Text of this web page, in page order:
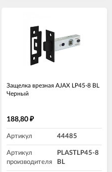
Защелка врезная AJAX LP45-8 BL
Черный
188,80 ₽
Артикул 44485
Артикул
производителя
PLASTLP45-8
BL